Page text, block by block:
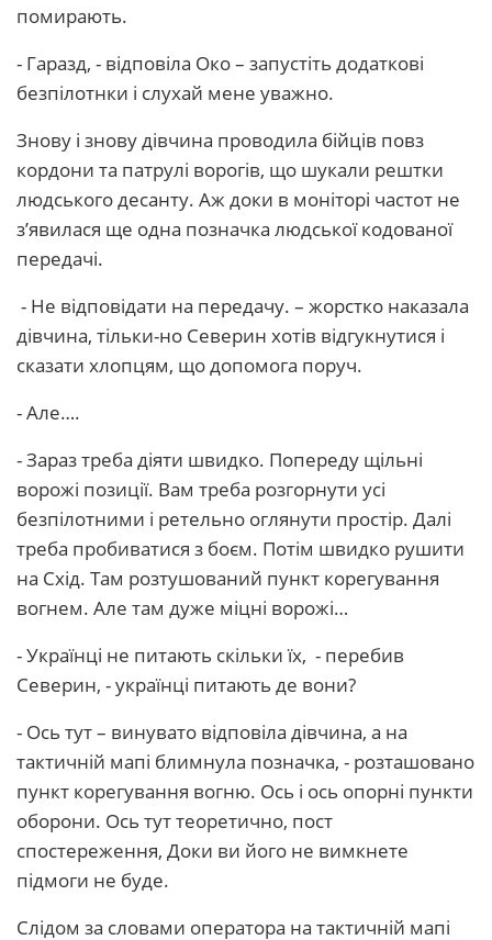
помирають.
- Гаразд, - відповіла Око – запустіть додаткові
безпілотнки і слухай мене уважно.
Знову і знову дівчина проводила бійців повз
кордони та патрулі ворогів, що шукали рештки
людського десанту. Аж доки в моніторі частот не
з’явилася ще одна позначка людської кодованої
передачі.
- Не відповідати на передачу. – жорстко наказала
дівчина, тільки-но Северин хотів відгукнутися і
сказати хлопцям, що допомога поруч.
- Але….
- Зараз треба діяти швидко. Попереду щільні
ворожі позиції. Вам треба розгорнути усі
безпілотними і ретельно оглянути простір. Далі
треба пробиватися з боєм. Потім швидко рушити
на Схід. Там розтушований пункт корегування
вогнем. Але там дуже міцні ворожі…
- Українці не питають скільки їх, - перебив
Северин, - українці питають де вони?
- Ось тут – винувато відповіла дівчина, а на
тактичній мапі блимнула позначка, - розташовано
пункт корегування вогню. Ось і ось опорні пункти
оборони. Ось тут теоретично, пост
спостереження, Доки ви його не вимкнете
підмоги не буде.
Слідом за словами оператора на тактичній мапі